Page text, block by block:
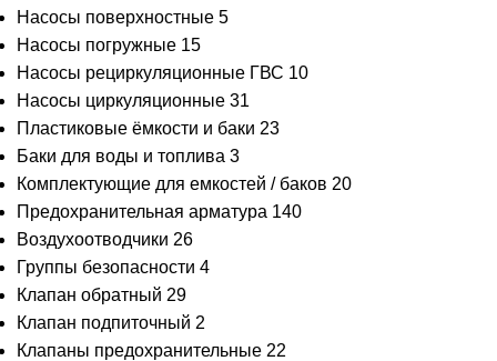
Насосы поверхностные 5
Насосы погружные 15
Насосы рециркуляционные ГВС 10
Насосы циркуляционные 31
Пластиковые ёмкости и баки 23
Баки для воды и топлива 3
Комплектующие для емкостей / баков 20
Предохранительная арматура 140
Воздухоотводчики 26
Группы безопасности 4
Клапан обратный 29
Клапан подпиточный 2
Клапаны предохранительные 22